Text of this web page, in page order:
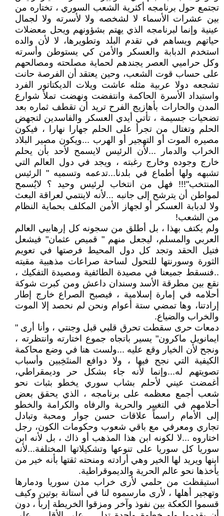
تجتمع حول برنامجه أكثرية الشعب السوري ، تختاره من
بين عشرات الأسماء لا لشخصه ولا لأسرته ولا لجمال
عينية وإنما لبرنامجه الذي يهتم بشؤونهم ويحل معضلات
حياتهم ويساهم في تقدم البلد وتطويرها، لا لأن والده
استخدم الدبابة والعسكر والأمن كي يستوطن وأسرته
وكل حراميي العصر يجندهم لحماية مصلحته ومصالحهم
على حساب قوت الشعب، وحين يعتقد أن الفرصة حانت
تشجعه دولا عربية مثله عاشت ويلات الديكتاتور الفرد
واستبداد الأسرة الحاكمة وانتفضت ونهضت تملأ شوارع
المدن والحارات بأهازيج الفرح تريد أن تقطف ثماره بعد
تضحيات جسيمة ، تأتي أيدي العسكر والفاسدين لتجهض
الحلم وتغتال من تجرأ على الحلم جهارا نهارا ، فيكون
مصيره الموت أو التهجير أو الهرب ...ويكون مصير البلاد
الخراب والدمار ...لأن الرئيس لايسمح لأحد بأن يحلم
خارج وجوده وخارج رغبته ، ويجد في دول العالم التي
تشبهه ولها أطماع في بلدنا...تدعمه وتسميه " الرئيس
المنتخب"!!! فهل من انتخاب لرئيس وحيد ؟ لايٌسمح
لمواطن أن يترشح إلى جانبه ...لأنه لاينتمي لعراقة البعث
ولا لدبابة العسكر أو لجهاز الأمن المكلف بحماية النظام
من الشعب!
ولم يكتف بهذا ، بل أطلق من سجونه كل إرهابيي العالم
العربي والمسلم، ليجعل منهم " قميص عثمان" فيشعل
فتيل الحقد وتجد كل دول المحيط فرصتها في تعويم
الثورة وسورنتها للتحول لساحة صراعات مذهبية مقيته
..فنسقط جميعنا في مصيدة الطائفية ومصيدة التفكيك ،
نقع بين مطرقة الأسد وسندان داعش ومن كبرت شوكة
أحلامه في إمارة إسلامية ، فيصبح الصراع خارج إطار
إرادتنا، وها تمضي ستة أعوام ونحن لم نحصد إلا الموت
والخراب والضياع.
دمعات حرى سقطت تحرق قلبي قبل وجنتي ، وأنا أرى "
ايمانويل ماكرون" يسير باتجاه جموع اختارته وانتظرته ،
ونجح لأن الخيار وقع عليه ...ولست هنا في وضع محاكمة
الكيفية التي نجح فيها ، ولا دوافع المنتَخِبين وأسباب
تصويتهم له...وإنما لأنه جاء بشكل حر وديمقراطي،
أغمضت عيني لأحلم بشاب سوري يخطو بثبات نحو
شعب أجمع معظمه على برنامجه ، الذي يحقق بعض
أحلامهم في التغيير والحرية والرفاه والكرامة والخطو
إلى الأمام راسماً علاقات حسن جوار ومحبة وتبادل
تجاري ومعرفي مع باقي شعوب وحكومات الكون، رجل
اختاروه ...لا لكونه ابن هذا المذهب أو ذاك ، بل لأنه ابن
سوريا كل سوريا على تنوعها وتشكيلاتها المختلفة...لأنه
ابنها ويريد لها الخير وهي أرادته ومنحته ثقتها بأنه خير من
يأخذها نحو عالم الحرية والديموقراطية.
استيقظت من حلمي لأرى خراب مدن سوريا ودمارها
وتهجير أهلها ، لأرى مارسموه لنا في أستانة بوتين وكيف
قسموا الكعكة بين نفوذ وآخر ومزقوا الخريطة إرباً ، دون